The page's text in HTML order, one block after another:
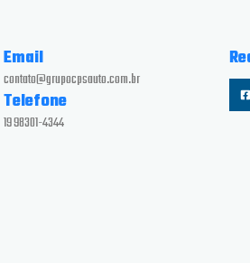
Email
contato@grupocpsauto.com.br
Telefone
19 98301-4344